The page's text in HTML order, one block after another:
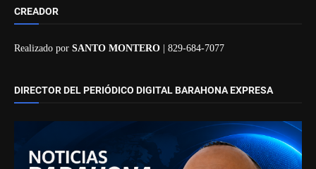
CREADOR
Realizado por SANTO MONTERO | 829-684-7077
DIRECTOR DEL PERIÓDICO DIGITAL BARAHONA EXPRESA